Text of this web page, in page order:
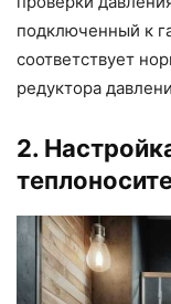
подключенный к
соответствует
редуктора
2.